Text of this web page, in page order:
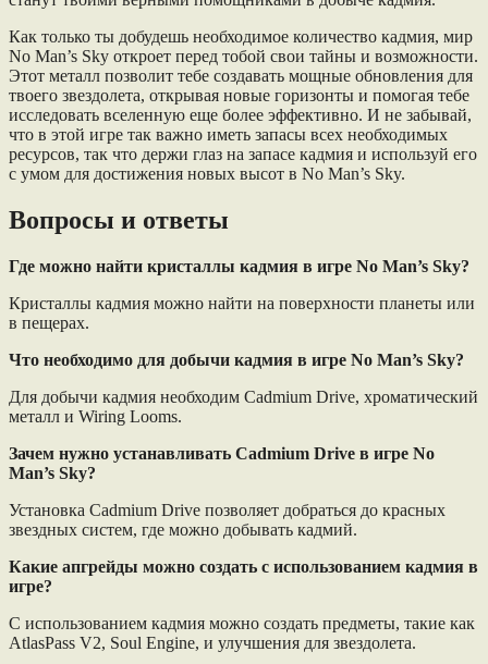
Как только ты добудешь необходимое количество кадмия, мир
No Man’s Sky откроет перед тобой свои тайны и возможности.
Этот металл позволит тебе создавать мощные обновления для
твоего звездолета, открывая новые горизонты и помогая тебе
исследовать вселенную еще более эффективно. И не забывай,
что в этой игре так важно иметь запасы всех необходимых
ресурсов, так что держи глаз на запасе кадмия и используй его
с умом для достижения новых высот в No Man’s Sky.
Вопросы и ответы
Где можно найти кристаллы кадмия в игре No Man’s Sky?
Кристаллы кадмия можно найти на поверхности планеты или
в пещерах.
Что необходимо для добычи кадмия в игре No Man’s Sky?
Для добычи кадмия необходим Cadmium Drive, хроматический
металл и Wiring Looms.
Зачем нужно устанавливать Cadmium Drive в игре No
Man’s Sky?
Установка Cadmium Drive позволяет добраться до красных
звездных систем, где можно добывать кадмий.
Какие апгрейды можно создать с использованием кадмия в
игре?
С использованием кадмия можно создать предметы, такие как
AtlasPass V2, Soul Engine, и улучшения для звездолета.